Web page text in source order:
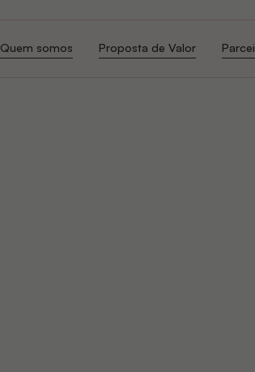
Quem somos
Proposta de Valor